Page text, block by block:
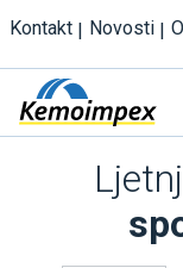
Kontakt Novosti